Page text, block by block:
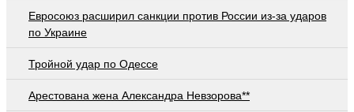
Евросоюз расширил санкции против России из-за ударов
по Украине
Тройной удар по Одессe
Арестована жена Александра Невзорова**